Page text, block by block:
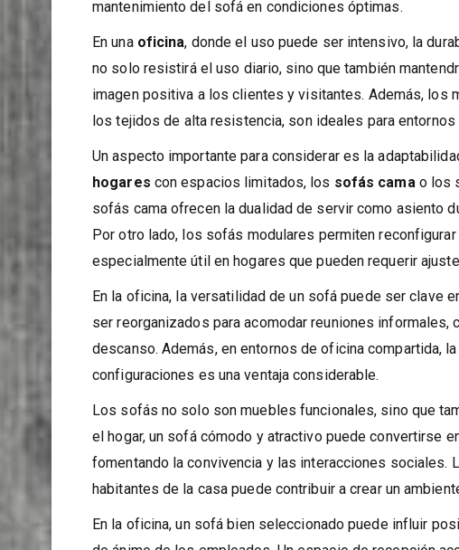
facilidad de mantenimiento. Además, los cojines con
mantenimiento del sofá en condiciones óptimas.
En unaoficina, donde el uso puede ser intensivo, la
no solo resistirá el uso diario, sino que también
imagen positiva a los clientes y visitantes. Además, los
los tejidos de alta resistencia, son ideales para entornos
Un aspecto importante para considerar es la
hogarescon espacios limitados, lossofás camao los
sofás cama ofrecen la dualidad de servir como asiento
Por otro lado, los sofás modulares permiten
especialmente útil en hogares que pueden requerir
En la oficina, la versatilidad de un sofá puede ser clave
ser reorganizados para acomodar reuniones informales,
descanso. Además, en entornos de oficina compartida,
configuraciones es una ventaja considerable.
Los sofás no solo son muebles funcionales, sino que
el hogar, un sofá cómodo y atractivo puede convertirse
fomentando la convivencia y las interacciones sociales.
habitantes de la casa puede contribuir a crear un